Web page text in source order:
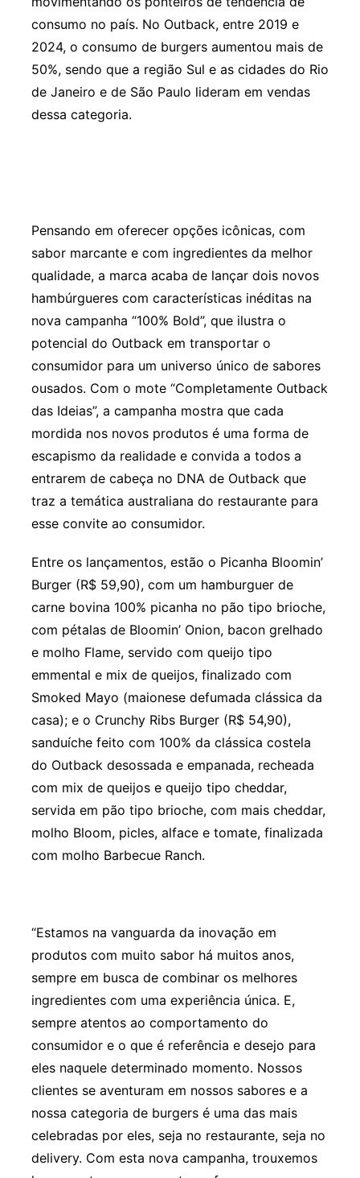
consumo no país. No Outback, entre 2019 e
2024, o consumo de burgers aumentou mais de
50%, sendo que a região Sul e as cidades do Rio
de Janeiro e de São Paulo lideram em vendas
dessa categoria.
Pensando em oferecer opções icônicas, com
sabor marcante e com ingredientes da melhor
qualidade, a marca acaba de lançar dois novos
hambúrgueres com características inéditas na
nova campanha “100% Bold”, que ilustra o
potencial do Outback em transportar o
consumidor para um universo único de sabores
ousados. Com o mote “Completamente Outback
das Ideias”, a campanha mostra que cada
mordida nos novos produtos é uma forma de
escapismo da realidade e convida a todos a
entrarem de cabeça no DNA de Outback que
traz a temática australiana do restaurante para
esse convite ao consumidor.
Entre os lançamentos, estão o Picanha Bloomin’
Burger (R$ 59,90), com um hamburguer de
carne bovina 100% picanha no pão tipo brioche,
com pétalas de Bloomin’ Onion, bacon grelhado
e molho Flame, servido com queijo tipo
emmental e mix de queijos, finalizado com
Smoked Mayo (maionese defumada clássica da
casa); e o Crunchy Ribs Burger (R$ 54,90),
sanduíche feito com 100% da clássica costela
do Outback desossada e empanada, recheada
com mix de queijos e queijo tipo cheddar,
servida em pão tipo brioche, com mais cheddar,
molho Bloom, picles, alface e tomate, finalizada
com molho Barbecue Ranch.
“Estamos na vanguarda da inovação em
produtos com muito sabor há muitos anos,
sempre em busca de combinar os melhores
ingredientes com uma experiência única. E,
sempre atentos ao comportamento do
consumidor e o que é referência e desejo para
eles naquele determinado momento. Nossos
clientes se aventuram em nossos sabores e a
nossa categoria de burgers é uma das mais
celebradas por eles, seja no restaurante, seja no
delivery. Com esta nova campanha, trouxemos